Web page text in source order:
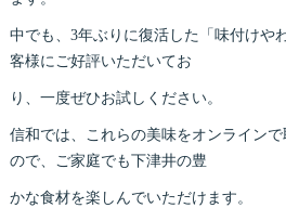
中でも、3年ぶりに復活した「味付けや
客様にご好評いただいてお
り、一度ぜひお試しください。
信和では、これらの美味をオンライン
ので、ご家庭でも下津井の豊
かな食材を楽しんでいただけます。